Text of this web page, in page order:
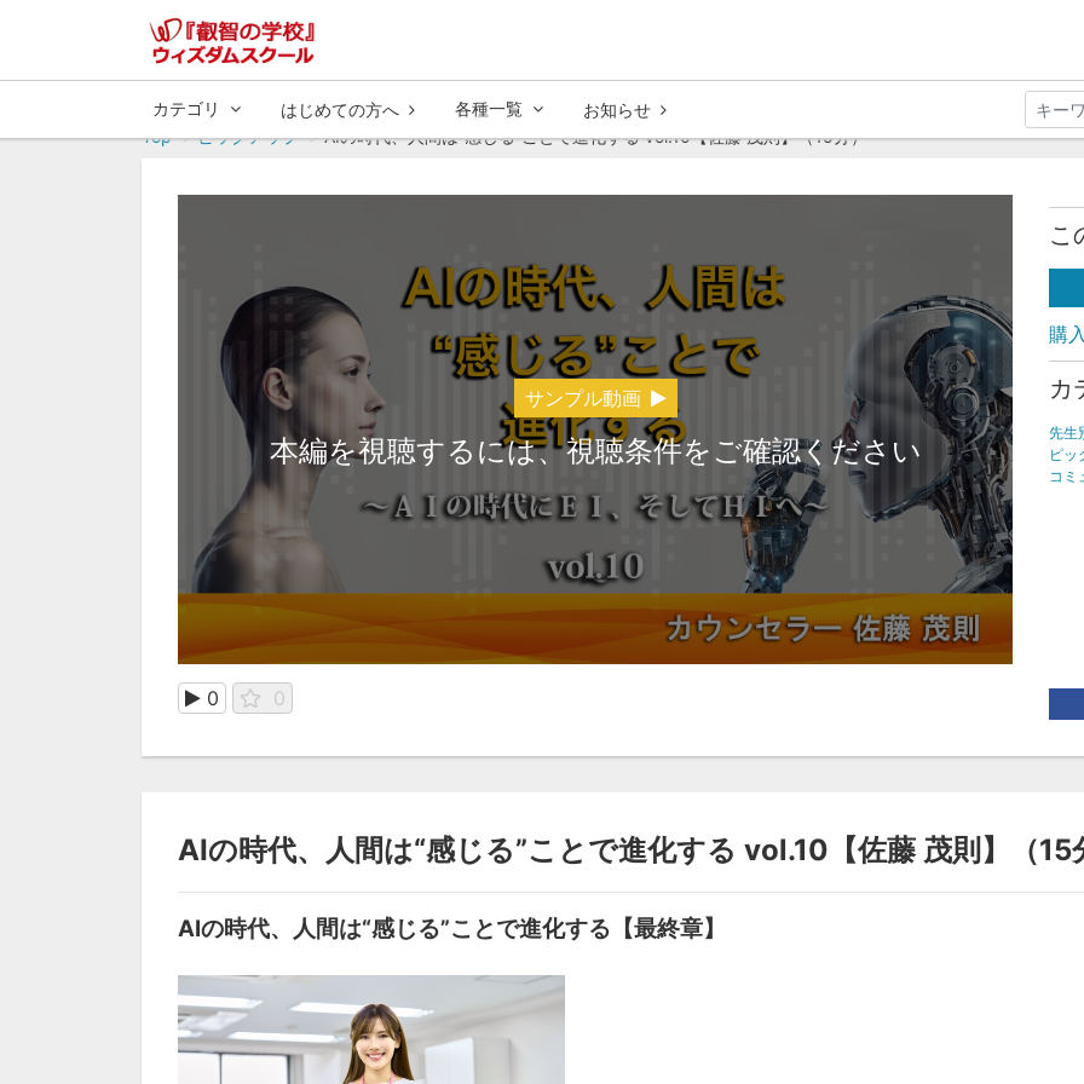
カテゴリ はじめての方へ 各種一覧
お知らせ
Top
ピックアップ AIの時代、人間は“感じる”ことで進化する vol.10【佐藤 茂則】（15分）
サンプル動画
本編を視聴するには、視聴条件をご確認ください
0 0
こ
購
カ
先生
ピッ
コミ
AIの時代、人間は“感じる”ことで進化する vol.10【佐藤 茂則】（15
AIの時代、人間は“感じる”ことで進化する【最終章】